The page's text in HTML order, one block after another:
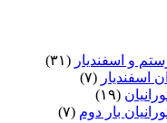
و اسفندیار (۳۱)
اسفندیار (۷)
(۱۹)
بار دوم (۷)